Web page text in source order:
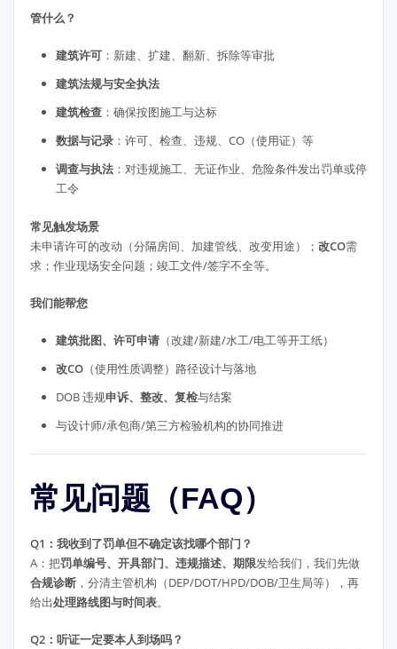
管什么？
建筑许可 ：新建、扩建、翻新、拆除等审批
建筑法规与安全执法
建筑检查 ：确保按图施工与达标
数据与记录 ：许可、检查、违规、CO（使用证）等
调查与执法 ：对违规施工、无证作业、危险条件发出罚单或停
工令
常见触发场景
未申请许可的改动（分隔房间、加建管线、改变用途）； 改CO需
求；作业现场安全问题；竣工文件/签字不全等。
我们能帮您
建筑批图、许可申请 （改建/新建/水工/电工等开工纸）
改CO （使用性质调整）路径设计与落地
DOB 违规申诉、整改、复检与结案
与设计师/承包商/第三方检验机构的协同推进
常见问题（FAQ）
Q1：我收到了罚单但不确定该找哪个部门？
A：把罚单编号、开具部门、违规描述、期限发给我们，我们先做
合规诊断，分清主管机构（DEP/DOT/HPD/DOB/卫生局等），再
给出处理路线图与时间表。
Q2：听证一定要本人到场吗？